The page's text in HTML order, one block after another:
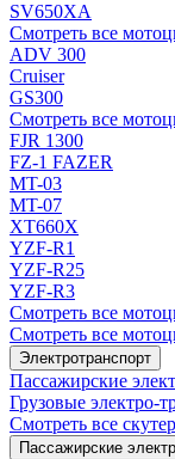
SV650XA
Смотреть все
ADV 300
Cruiser
GS300
Смотреть все
FJR 1300
FZ-1 FAZER
MT-03
MT-07
XT660X
YZF-R1
YZF-R25
YZF-R3
Смотреть все
Смотреть все
Электротранспорт
Пассажирские
Грузовые
Смотреть все
Пассажирские